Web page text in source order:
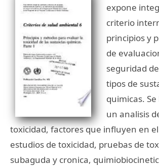
expone
criterio
principios y
de
seguridad
tipos de
quimicas.
un analisis
toxicidad, factores que influyen en
estudios de toxicidad, pruebas de
subaguda y cronica,